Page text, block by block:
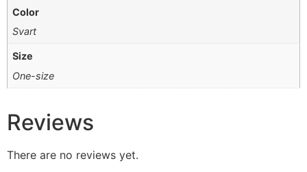
Color
Svart
Size
One-size
Reviews
There are no reviews yet.